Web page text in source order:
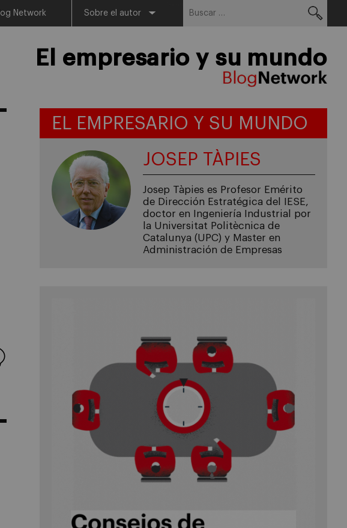
Network Sobre el autor
El empresario y su mundo
EL EMPRESARIO Y SU MUNDO
JOSEP TÀPIES
Josep Tàpies es Profesor Emérito
de Dirección Estratégica del IESE,
doctor en Ingeniería Industrial por
la Universitat Politècnica de
Catalunya (UPC) y Master en
Administración de Empresas